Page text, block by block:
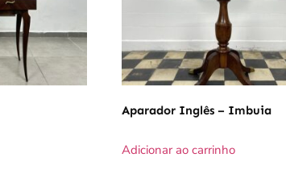
Aparador Inglês – Imbuia
Adicionar ao carrinho